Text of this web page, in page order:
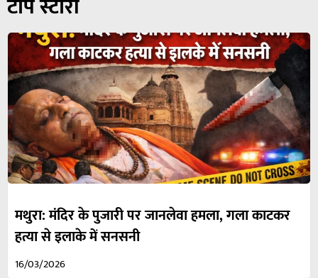
टॉप स्टोरी
मथुरा: मंदिर के पुजारी पर जानलेवा हमला, गला काटकर
हत्या से इलाके में सनसनी
16/03/2026